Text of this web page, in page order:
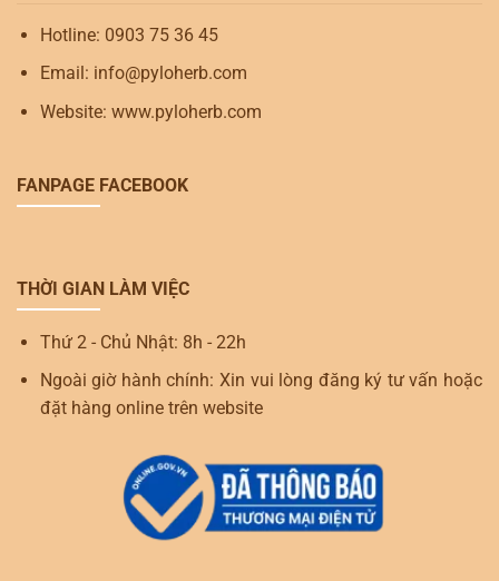
Hotline: 0903 75 36 45
Email: info@pyloherb.com
Website: www.pyloherb.com
FANPAGE FACEBOOK
THỜI GIAN LÀM VIỆC
Thứ 2 - Chủ Nhật: 8h - 22h
Ngoài giờ hành chính: Xin vui lòng đăng ký tư vấn hoặc
đặt hàng online trên website